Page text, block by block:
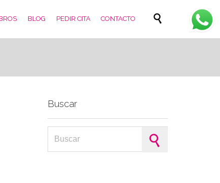
Skip
content
BLOG PEDIR CITA CONTACTO 
Buscar